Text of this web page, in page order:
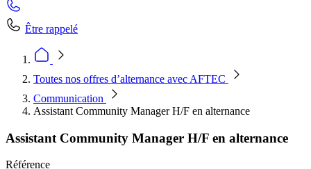
Être rappelé
Toutes nos offres d’alternance avec AFTEC
Communication
Assistant Community Manager H/F en alternance
Assistant Community Manager H/F en alternance
Référence